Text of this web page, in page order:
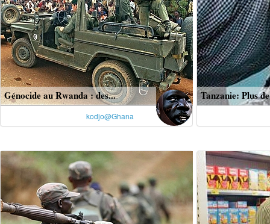
Génocide au Rwanda : des...
kodjo@Ghana
Tanzanie: Plus